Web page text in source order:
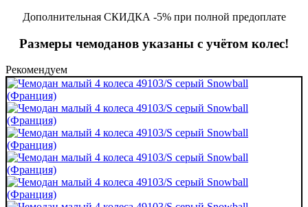
Дополнительная СКИДКА -5% при полной предоплате
Размеры чемоданов указаны с учётом колес!
Рекомендуем